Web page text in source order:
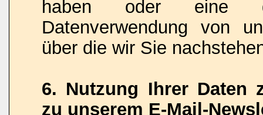
haben oder eine
Datenverwendung von
über die wir Sie
6. Nutzung Ihrer Daten
zu unserem E-Mail-